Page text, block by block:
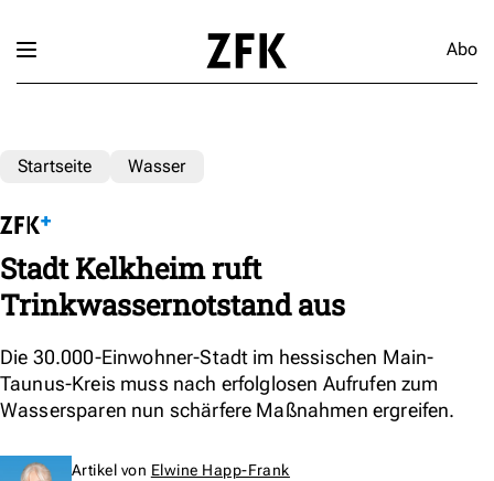
Abo
Startseite Wasser
Stadt Kelkheim ruft
Trinkwassernotstand aus
Die 30.000-Einwohner-Stadt im hessischen Main-
Taunus-Kreis muss nach erfolglosen Aufrufen zum
Wassersparen nun schärfere Maßnahmen ergreifen.
Artikel von Elwine Happ-Frank